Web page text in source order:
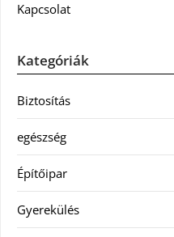
Kapcsolat
Kategóriák
Biztosítás
egészség
Építőipar
Gyerekülés